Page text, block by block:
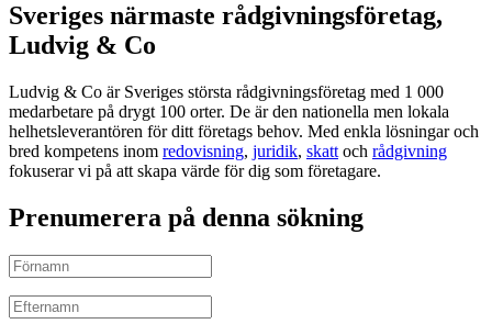
Sveriges närmaste rådgivningsföretag,
Ludvig & Co
Ludvig & Co är Sveriges största rådgivningsföretag med 1 000
medarbetare på drygt 100 orter. De är den nationella men lokala
helhetsleverantören för ditt företags behov. Med enkla lösningar och
bred kompetens inom redovisning, juridik, skatt och rådgivning
fokuserar vi på att skapa värde för dig som företagare.
Prenumerera på denna sökning